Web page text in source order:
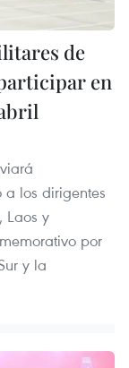
de
en
los dirigentes
Laos y
por
y la